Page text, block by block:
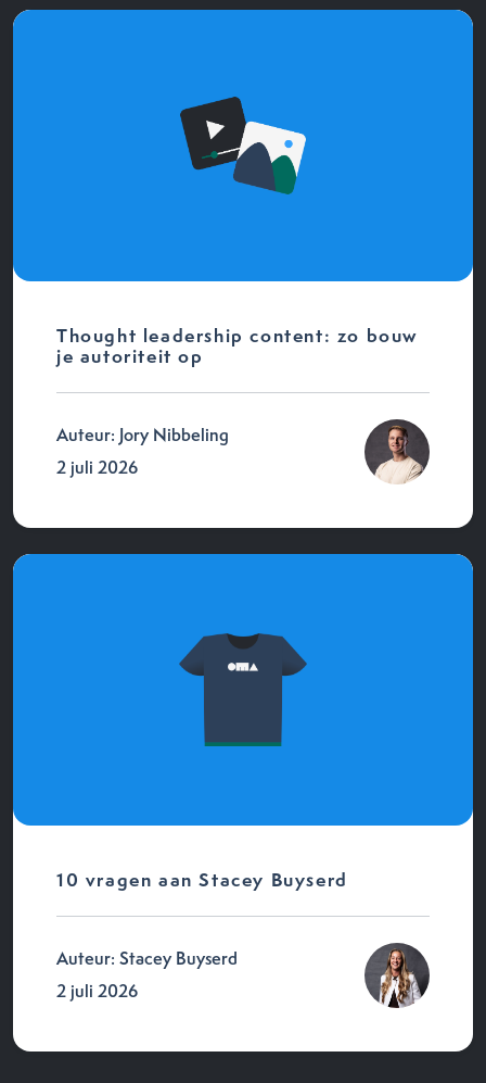
Thought leadership content: zo bouw
je autoriteit op
Auteur: Jory Nibbeling
2 juli 2026
10 vragen aan Stacey Buyserd
Auteur: Stacey Buyserd
2 juli 2026